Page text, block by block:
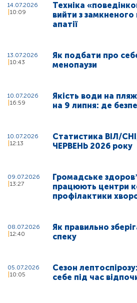
14.07.2026
10:09
Техніка
вийти з
апатії
13.07.2026
10:43
Як подбати про
менопаузи
10.07.2026
16:59
Якість води на
на 9 липня: де
10.07.2026
12:13
Статистика ВІЛ/
ЧЕРВЕНЬ 2026 року
09.07.2026
13:27
Громадське
працюють центри
профілактики
08.07.2026
12:40
Як правильно
спеку
05.07.2026
10:05
Сезон
себе під час